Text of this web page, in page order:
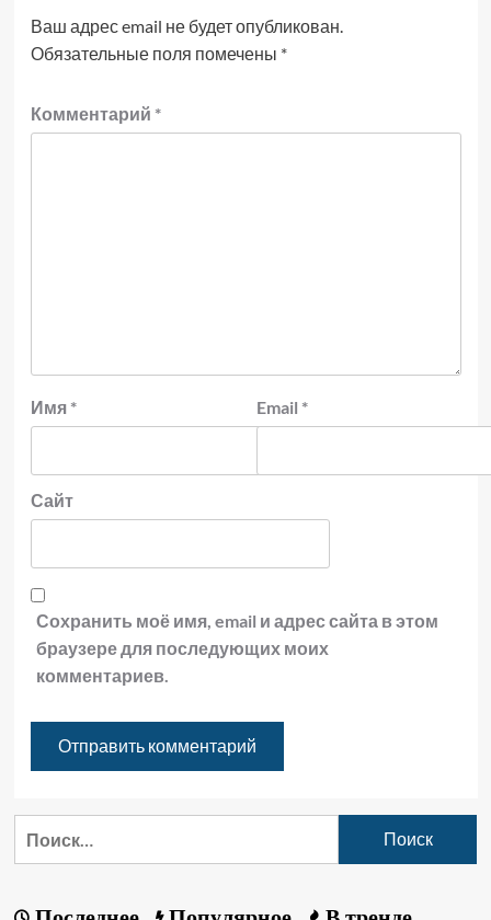
Ваш адрес email не будет опубликован.
Обязательные поля помечены *
Комментарий *
Имя * Email *
Сайт
Сохранить моё имя, email и адрес сайта в этом
браузере для последующих моих
комментариев.